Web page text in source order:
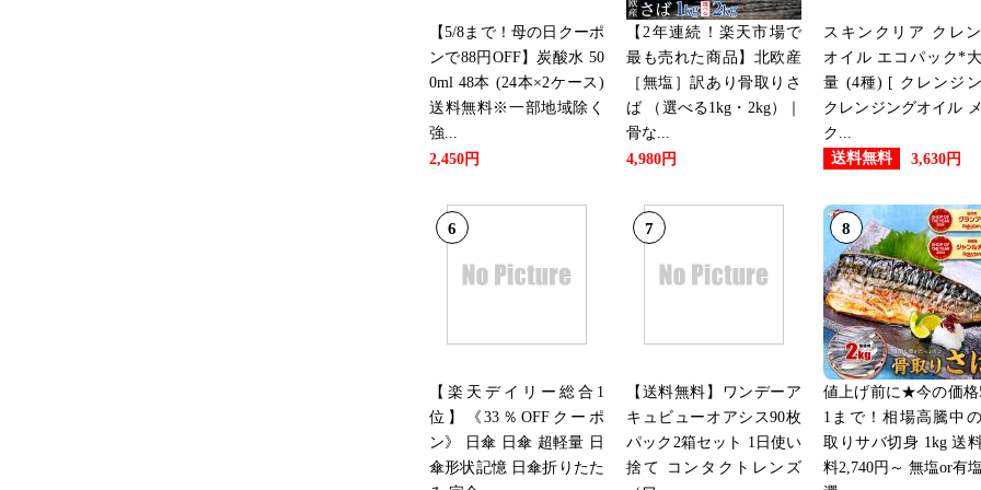
ジュエリー・アクセサリーラン
2026/07/02
ジュエリー・アクセサリーラン
ジュエリー・アクセサリーラン
ジュエリー・アクセサリーラン
2026/06/29
ジュエリー・アクセサリーラン
【5/8まで！母の日クーポ
ンで88円OFF】炭酸水 50
0ml 48本 (24本×2ケース)
送料無料※一部地域除く
強...
2,450円
【2年連続！楽天市場で
最も売れた商品】北欧産
［無塩］訳あり骨取りさ
ば （選べる1kg・2kg）｜
骨な...
4,980円
スキンクリア クレ
オイル エコパック*
量 (4種) [ クレンジ
クレンジングオイル
ク...
送料無料
3,630円
6
【楽天デイリー総合1
位】《33％OFFクーポ
ン》 日傘 日傘 超軽量 日
傘形状記憶 日傘折りたた
7
【送料無料】ワンデーア
キュビューオアシス90枚
パック2箱セット 1日使い
捨て コンタクトレンズ
8
値上げ前に★今の価格
1まで！相場高騰中
取りサバ切身 1kg 送
料2,740円～ 無塩or有